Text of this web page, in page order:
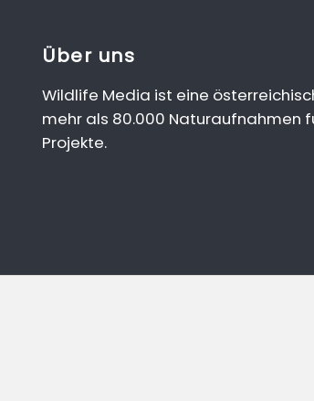
Über uns
Wildlife Media ist eine
mehr als 80.000 Naturaufnahmen
Projekte.